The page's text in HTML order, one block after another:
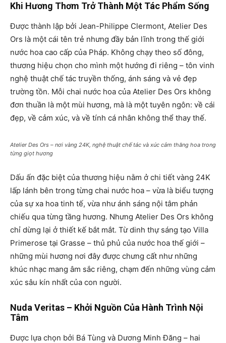
Khi Hương Thơm Trở Thành Một Tác Phẩm Sống
Được thành lập bởi Jean-Philippe Clermont, Atelier Des
Ors là một cái tên trẻ nhưng đầy bản lĩnh trong thế giới
nước hoa cao cấp của Pháp. Không chạy theo số đông,
thương hiệu chọn cho mình một hướng đi riêng – tôn vinh
nghệ thuật chế tác truyền thống, ánh sáng và vẻ đẹp
trường tồn. Mỗi chai nước hoa của Atelier Des Ors không
đơn thuần là một mùi hương, mà là một tuyên ngôn: về cái
đẹp, về cảm xúc, và về tính cá nhân không thể thay thế.
Atelier Des Ors – nơi vàng 24K, nghệ thuật chế tác và xúc cảm thăng hoa trong
từng giọt hương
Dấu ấn đặc biệt của thương hiệu nằm ở chi tiết vàng 24K
lấp lánh bên trong từng chai nước hoa – vừa là biểu tượng
của sự xa hoa tinh tế, vừa như ánh sáng nội tâm phản
chiếu qua từng tầng hương. Nhưng Atelier Des Ors không
chỉ dừng lại ở thiết kế bắt mắt. Từ dinh thự sáng tạo Villa
Primerose tại Grasse – thủ phủ của nước hoa thế giới –
những mùi hương nơi đây được chưng cất như những
khúc nhạc mang âm sắc riêng, chạm đến những vùng cảm
xúc sâu kín nhất của con người.
Nuda Veritas – Khởi Nguồn Của Hành Trình Nội
Tâm
Được lựa chọn bởi Bá Tùng và Dương Minh Đăng – hai